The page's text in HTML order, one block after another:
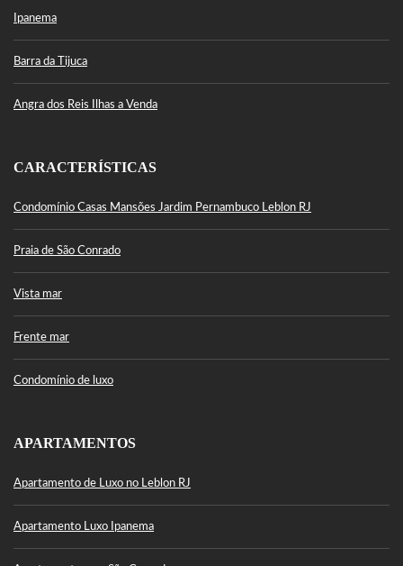
Ipanema
Barra da Tijuca
Angra dos Reis Ilhas a Venda
CARACTERÍSTICAS
Condomínio Casas Mansões Jardim Pernambuco Leblon RJ
Praia de São Conrado
Vista mar
Frente mar
Condomínio de luxo
APARTAMENTOS
Apartamento de Luxo no Leblon RJ
Apartamento Luxo Ipanema